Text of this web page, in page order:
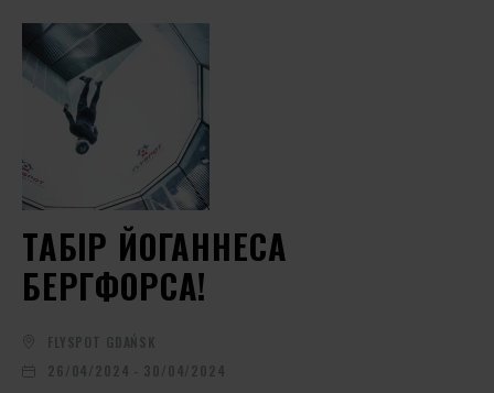
ТАБІР ЙОГАННЕСА
БЕРГФОРСА!
FLYSPOT GDAŃSK
26/04/2024 - 30/04/2024